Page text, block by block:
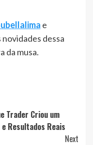
e
dessa
da musa.
Trader Criou um
Resultados Reais
Next